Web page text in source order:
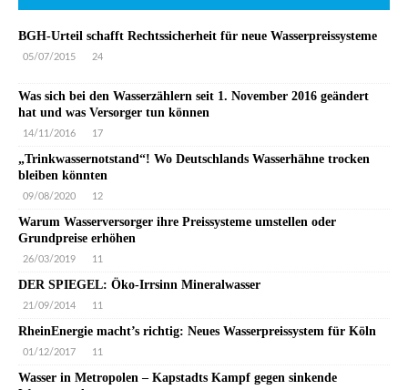
BGH-Urteil schafft Rechtssicherheit für neue Wasserpreissysteme
05/07/2015 24
Was sich bei den Wasserzählern seit 1. November 2016 geändert
hat und was Versorger tun können
14/11/2016 17
„Trinkwassernotstand“! Wo Deutschlands Wasserhähne trocken
bleiben könnten
09/08/2020 12
Warum Wasserversorger ihre Preissysteme umstellen oder
Grundpreise erhöhen
26/03/2019 11
DER SPIEGEL: Öko-Irrsinn Mineralwasser
21/09/2014 11
RheinEnergie macht’s richtig: Neues Wasserpreissystem für Köln
01/12/2017 11
Wasser in Metropolen – Kapstadts Kampf gegen sinkende